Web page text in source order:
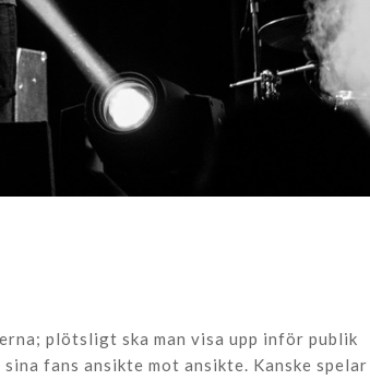
plötsligt ska man visa upp inför publik
fans ansikte mot ansikte. Kanske spelar